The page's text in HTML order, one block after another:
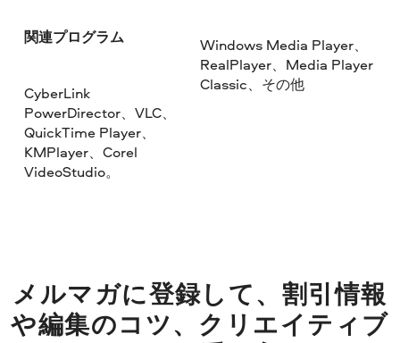
関連プログラム
CyberLink
PowerDirector、VLC、
QuickTime Player、
KMPlayer、Corel
VideoStudio。
Windows Media Player、
RealPlayer、Media Player
Classic、その他
メルマガに登録して、割引情報
や編集のコツ、クリエイティブ